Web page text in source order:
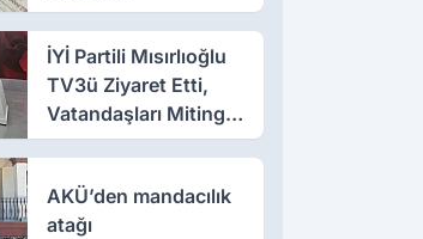
İYİ Partili Mısırlıoğlu
TV3ü Ziyaret Etti,
Vatandaşları Mitinge
Davet Etti
AKÜ’den mandacılık
atağı